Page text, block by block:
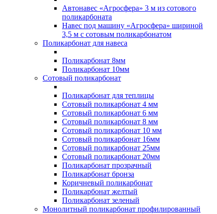
Автонавес «Агросфера» 3 м из сотового
поликарбоната
Навес под машину «Агросфера» шириной
3,5 м с сотовым поликарбонатом
Поликарбонат для навеса
Поликарбонат 8мм
Поликарбонат 10мм
Сотовый поликарбонат
Поликарбонат для теплицы
Сотовый поликарбонат 4 мм
Сотовый поликарбонат 6 мм
Сотовый поликарбонат 8 мм
Сотовый поликарбонат 10 мм
Сотовый поликарбонат 16мм
Сотовый поликарбонат 25мм
Сотовый поликарбонат 20мм
Поликарбонат прозрачный
Поликарбонат бронза
Коричневый поликарбонат
Поликарбонат желтый
Поликарбонат зеленый
Монолитный поликарбонат профилированный